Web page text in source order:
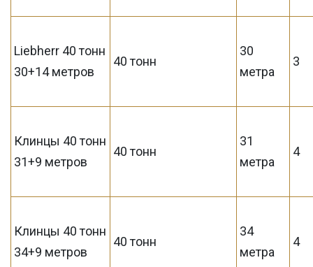
Liebherr 40 тонн
30+14 метров
40 тонн
30
метра
3
Клинцы 40 тонн
31+9 метров
40 тонн
31
метра
4
Клинцы 40 тонн
34+9 метров
40 тонн
34
метра
4